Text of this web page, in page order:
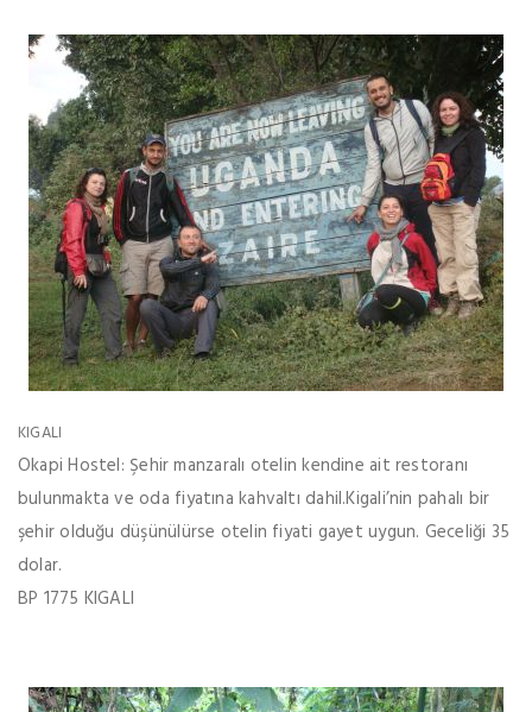
KIGALI
Okapi Hostel: Şehir manzaralı otelin kendine ait restoranı
bulunmakta ve oda fiyatına kahvaltı dahil.Kigali’nin pahalı bir
şehir olduğu düşünülürse otelin fiyati gayet uygun. Geceliği 35
dolar.
BP 1775 KIGALI